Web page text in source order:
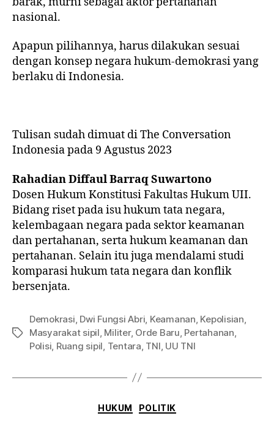
nasional.
Apapun pilihannya, harus dilakukan sesuai
dengan konsep negara hukum-demokrasi yang
berlaku di Indonesia.
Tulisan sudah dimuat di The Conversation
Indonesia pada 9 Agustus 2023
Rahadian Diffaul Barraq Suwartono
Dosen Hukum Konstitusi Fakultas Hukum UII.
Bidang riset pada isu hukum tata negara,
kelembagaan negara pada sektor keamanan
dan pertahanan, serta hukum keamanan dan
pertahanan. Selain itu juga mendalami studi
komparasi hukum tata negara dan konflik
bersenjata.
Demokrasi Dwi Fungsi Abri Keamanan Kepolisian
Masyarakat sipil Militer, Orde Baru Pertahanan
Polisi Ruang sipil Tentara TNI UU TNI
HUKUM POLITIK